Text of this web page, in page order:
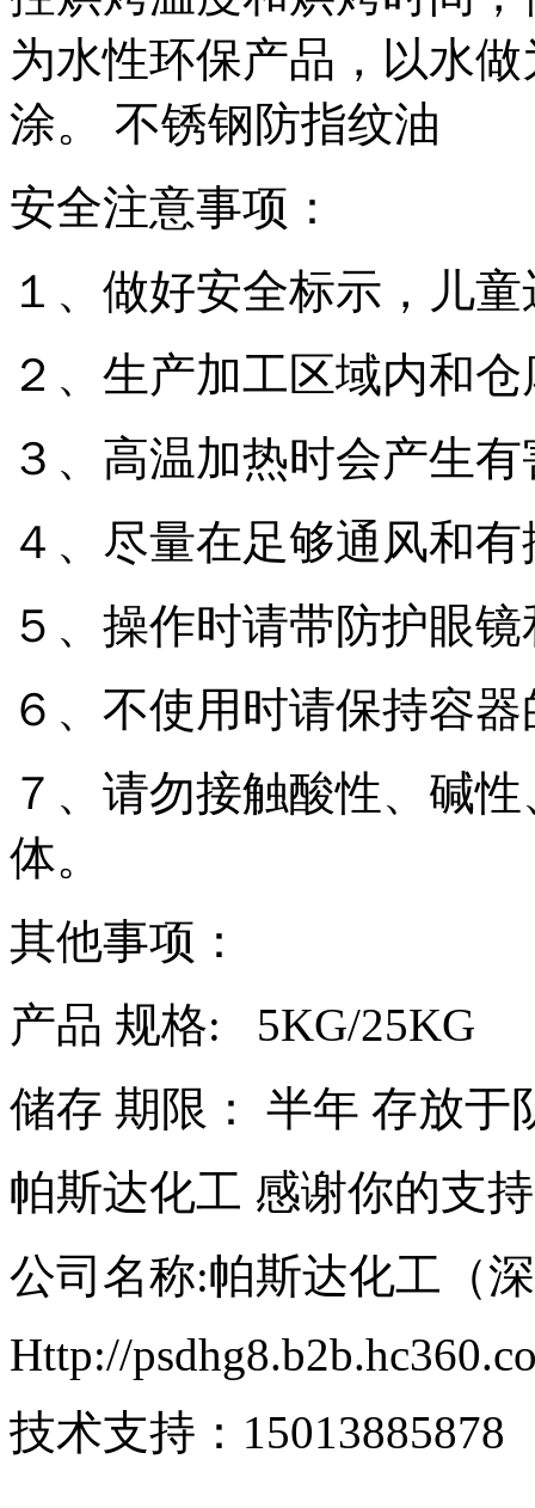
为水性环保产品，以水
涂。 不锈钢防指纹油
安全注意事项：
１、做好安全标示，儿
２、生产加工区域内和
３、高温加热时会产生
４、尽量在足够通风和
５、操作时请带防护眼
６、不使用时请保持容
７、请勿接触酸性、碱
体。
其他事项：
产品 规格: 5KG/25KG
储存 期限： 半年 存放于
帕斯达化工 感谢你的支
公司名称:帕斯达化工（
Http://
技术支持：15013885878